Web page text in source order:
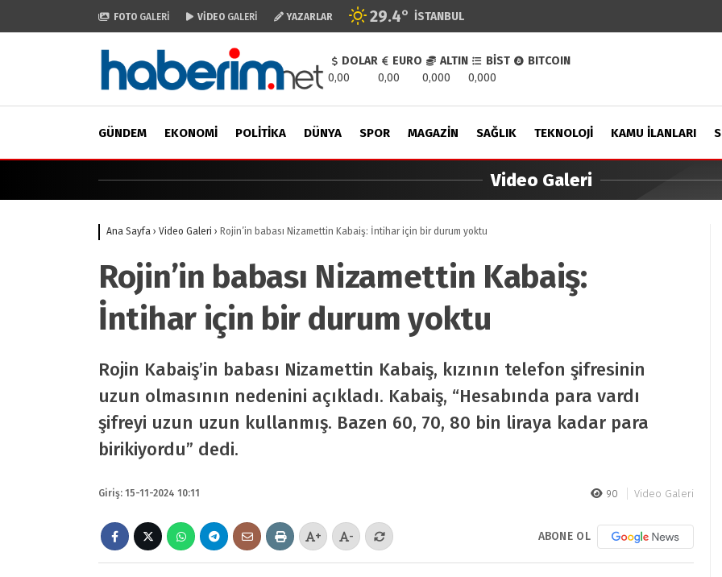
FOTO GALERİ VİDEO GALERİ YAZARLAR 29.4° İSTANBUL
DOLAR
0,00
EURO
0,00
ALTIN
0,000
BİST
0,000
BITCOIN
GÜNDEM EKONOMI POLITIKA DÜNYA SPOR MAGAZIN SAĞLIK TEKNOLOJI KAMU İLANLARI
Video Galeri
Ana Sayfa › Video Galeri › Rojin’in babası Nizamettin Kabaiş: İntihar için bir durum yoktu
Rojin’in babası Nizamettin Kabaiş:
İntihar için bir durum yoktu
Rojin Kabaiş’in babası Nizamettin Kabaiş, kızının telefon şifresinin
uzun olmasının nedenini açıkladı. Kabaiş, “Hesabında para vardı
şifreyi uzun uzun kullanmış. Bazen 60, 70, 80 bin liraya kadar para
birikiyordu” dedi.
Giriş: 15-11-2024 10:11 90 Video Galeri
+ - ABONE OL